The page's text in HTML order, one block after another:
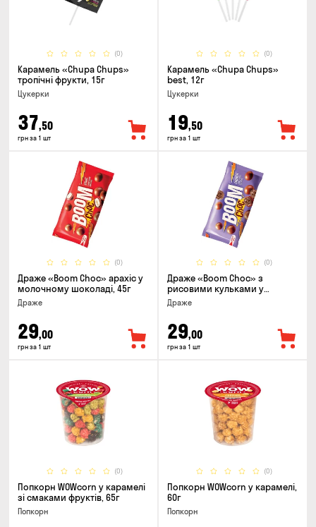
(0)
Карамель «Chupa Chups»
тропічні фрукти, 15г
Цукерки
37,50
грн за 1 шт
(0)
Карамель «Chupa Chups»
best, 12г
Цукерки
19,50
грн за 1 шт
(0)
Драже «Boom Choc» арахіс у
молочному шоколаді, 45г
Драже
29,00
грн за 1 шт
(0)
Драже «Boom Choc» з
рисовими кульками у
молочному шоколаді, 30г
Драже
29,00
грн за 1 шт
(0)
Попкорн WOWcorn у карамелі
зі смаками фруктів, 65г
Попкорн
(0)
Попкорн WOWcorn у карамелі,
60г
Попкорн